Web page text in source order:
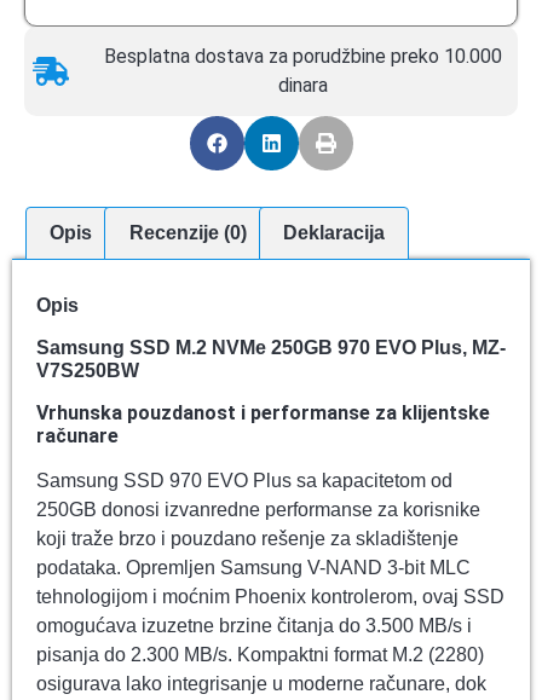
Besplatna dostava za porudžbine preko 10.000
dinara
Opis Recenzije (0) Deklaracija
Opis
Samsung SSD M.2 NVMe 250GB 970 EVO Plus, MZ-
V7S250BW
Vrhunska pouzdanost i performanse za klijentske
računare
Samsung SSD 970 EVO Plus sa kapacitetom od
250GB donosi izvanredne performanse za korisnike
koji traže brzo i pouzdano rešenje za skladištenje
podataka. Opremljen Samsung V-NAND 3-bit MLC
tehnologijom i moćnim Phoenix kontrolerom, ovaj SSD
omogućava izuzetne brzine čitanja do 3.500 MB/s i
pisanja do 2.300 MB/s. Kompaktni format M.2 (2280)
osigurava lako integrisanje u moderne računare, dok